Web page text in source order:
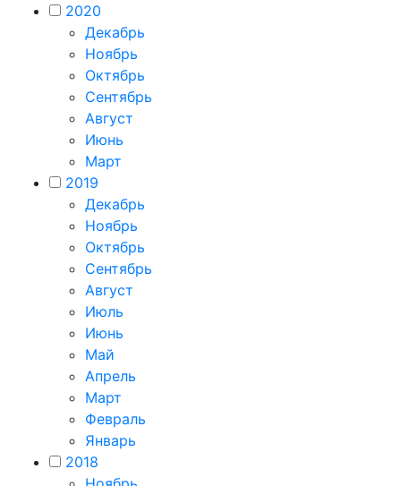
2020
Декабрь
Ноябрь
Октябрь
Сентябрь
Август
Июнь
Март
2019
Декабрь
Ноябрь
Октябрь
Сентябрь
Август
Июль
Июнь
Май
Апрель
Март
Февраль
Январь
2018